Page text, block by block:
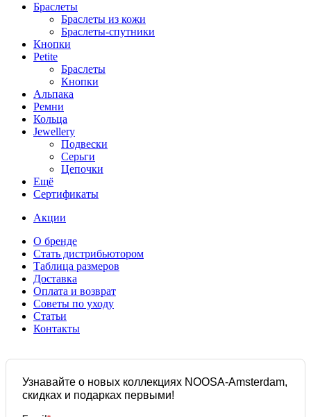
Браслеты
Браслеты из кожи
Браслеты-спутники
Кнопки
Petite
Браслеты
Кнопки
Альпака
Ремни
Кольца
Jewellery
Подвески
Серьги
Цепочки
Ещё
Сертификаты
Акции
О бренде
Стать дистрибьютором
Таблица размеров
Доставка
Оплата и возврат
Советы по уходу
Статьи
Контакты
Узнавайте о новых коллекциях NOOSA-Amsterdam,
скидках и подарках первыми!